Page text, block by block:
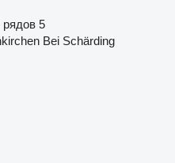
рядов 5
Bei Schärding